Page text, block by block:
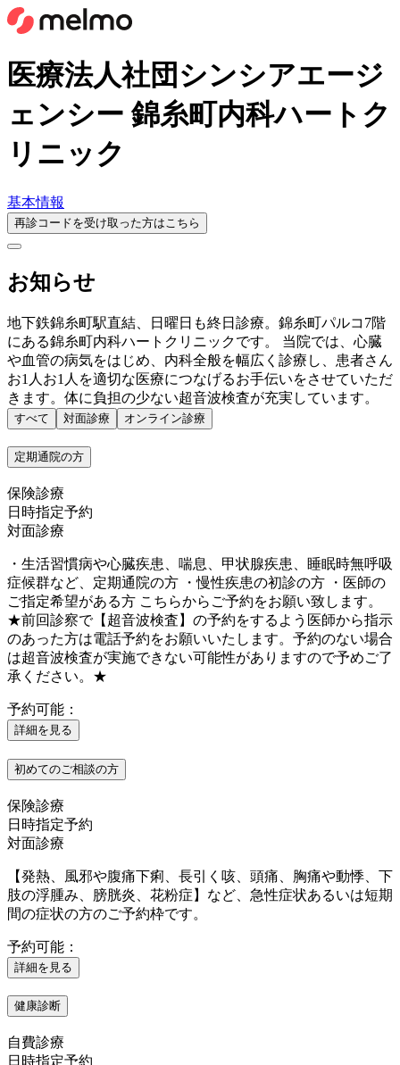
医療法人社団シンシアエージ
ェンシー 錦糸町内科ハートク
リニック
基本情報
再診コードを受け取った方はこちら
お知らせ
地下鉄錦糸町駅直結、日曜日も終日診療。錦糸町パルコ7階
にある錦糸町内科ハートクリニックです。 当院では、心臓
や血管の病気をはじめ、内科全般を幅広く診療し、患者さん
お1人お1人を適切な医療につなげるお手伝いをさせていただ
きます。体に負担の少ない超音波検査が充実しています。
すべて 対面診療 オンライン診療
定期通院の方
保険診療
日時指定予約
対面診療
・生活習慣病や心臓疾患、喘息、甲状腺疾患、睡眠時無呼吸
症候群など、定期通院の方 ・慢性疾患の初診の方 ・医師の
ご指定希望がある方 こちらからご予約をお願い致します。
★前回診察で【超音波検査】の予約をするよう医師から指示
のあった方は電話予約をお願いいたします。予約のない場合
は超音波検査が実施できない可能性がありますので予めご了
承ください。★
予約可能：
詳細を見る
初めてのご相談の方
保険診療
日時指定予約
対面診療
【発熱、風邪や腹痛下痢、長引く咳、頭痛、胸痛や動悸、下
肢の浮腫み、膀胱炎、花粉症】など、急性症状あるいは短期
間の症状の方のご予約枠です。
予約可能：
詳細を見る
健康診断
自費診療
日時指定予約